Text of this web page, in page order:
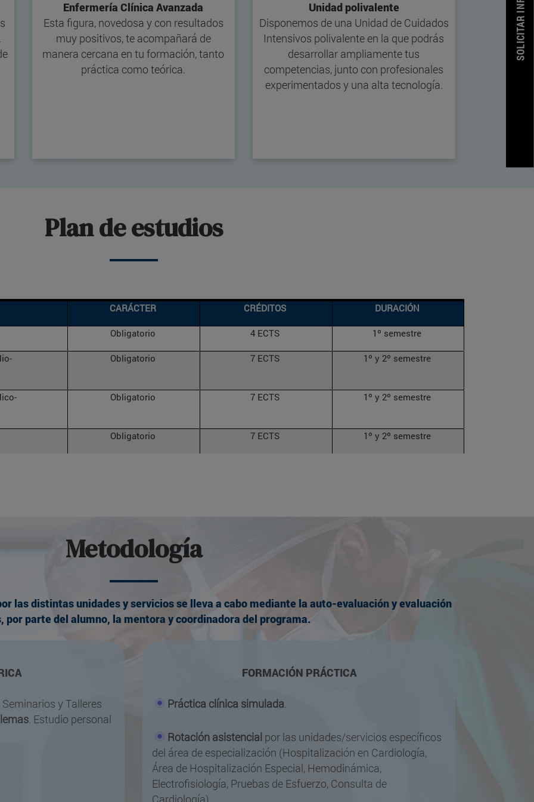
Enfermería Clínica Avanzada
Esta figura, novedosa y con resultados
muy positivos, te acompañará de
manera cercana en tu formación, tanto
práctica como teórica.
Unidad polivalente
Disponemos de una Unidad de Cuidados
Intensivos polivalente en la que podrás
desarrollar ampliamente tus
competencias, junto con profesionales
experimentados y una alta tecnología.
Plan de estudios
CARÁCTER CRÉDITOS DURACIÓN
Obligatorio 4 ECTS 1º semestre
Obligatorio 7 ECTS 1º y 2º semestre
Obligatorio 7 ECTS 1º y 2º semestre
Obligatorio 7 ECTS 1º y 2º semestre
Metodología
las distintas unidades y servicios se lleva a cabo mediante la auto-evaluación y evaluación
por parte del alumno, la mentora y coordinadora del programa.
y Talleres
. Estudio personal
FORMACIÓN PRÁCTICA
Práctica clínica simulada.
Rotación asistencialpor las unidades/servicios específicos
del área de especialización (Hospitalización en Cardiología,
Área de Hospitalización Especial, Hemodinámica,
Electrofisiología, Pruebas de Esfuerzo, Consulta de